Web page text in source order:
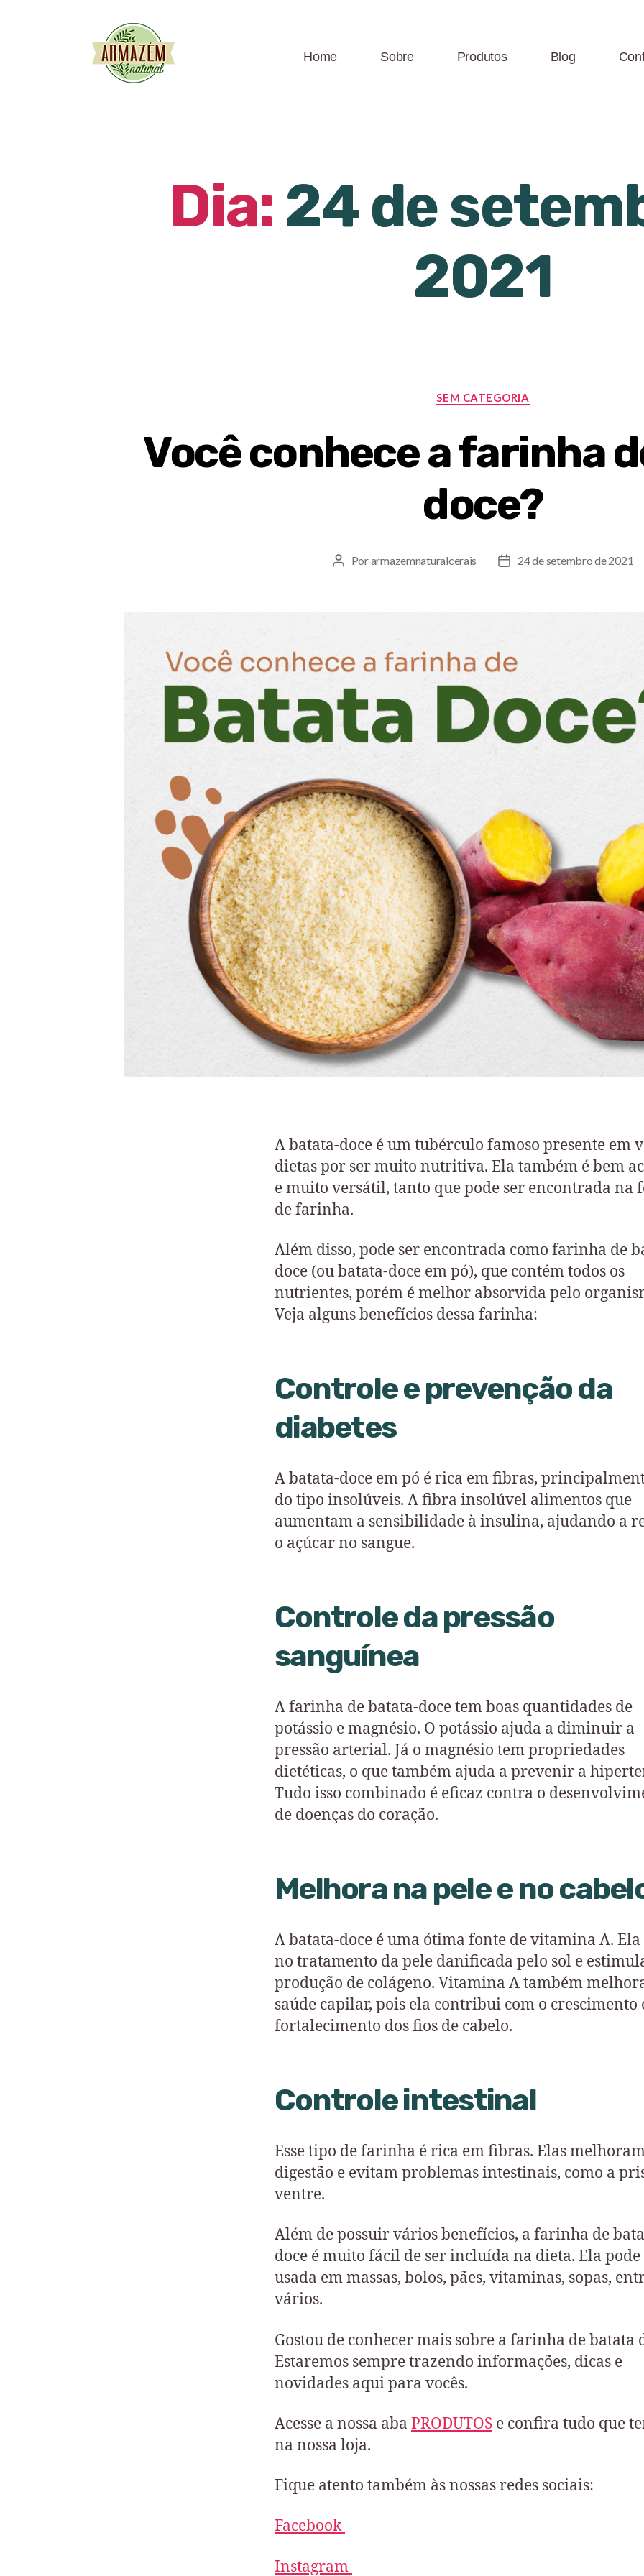
Home Sobre Produtos Blog
Dia: 24 de
2021
SEM CATEGORIA
Você conhece a farinha
doce?
Porarmazemnaturalcerais 24 de setembro de 2021
A batata-doce é um tubérculo famoso presente em
dietas por ser muito nutritiva. Ela também é bem
e muito versátil, tanto que pode ser encontrada na
de farinha.
Além disso, pode ser encontrada como farinha de
doce (ou batata-doce em pó), que contém todos os
nutrientes, porém é melhor absorvida pelo
Veja alguns benefícios dessa farinha:
Controle e prevenção da
diabetes
A batata-doce em pó é rica em fibras,
do tipo insolúveis. A fibra insolúvel alimentos que
aumentam a sensibilidade à insulina, ajudando a
o açúcar no sangue.
Controle da pressão
sanguínea
A farinha de batata-doce tem boas quantidades de
potássio e magnésio. O potássio ajuda a diminuir a
pressão arterial. Já o magnésio tem propriedades
dietéticas, o que também ajuda a prevenir a
Tudo isso combinado é eficaz contra o
de doenças do coração.
Melhora na pele e no
A batata-doce é uma ótima fonte de vitamina A.
no tratamento da pele danificada pelo sol e
produção de colágeno. Vitamina A também
saúde capilar, pois ela contribui com o crescimento
fortalecimento dos fios de cabelo.
Controle intestinal
Esse tipo de farinha é rica em fibras. Elas
digestão e evitam problemas intestinais, como a
ventre.
Além de possuir vários benefícios, a farinha de
doce é muito fácil de ser incluída na dieta. Ela pode
usada em massas, bolos, pães, vitaminas, sopas,
vários.
Gostou de conhecer mais sobre a farinha de batata
Estaremos sempre trazendo informações, dicas e
novidades aqui para vocês.
Acesse a nossa aba PRODUTOS e confira tudo que
na nossa loja.
Fique atento também às nossas redes sociais:
Facebook
Instagram